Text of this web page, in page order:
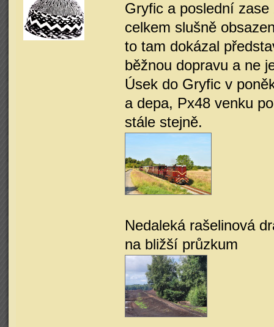
Gryfic a poslední
celkem slušně
to tam dokázal
běžnou dopravu a ne
Úsek do Gryfic v
a depa, Px48 venku
stále stejně.
Nedaleká rašelinová
na bližší průzkum